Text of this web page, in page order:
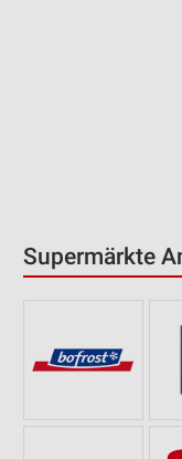
Supermärkte